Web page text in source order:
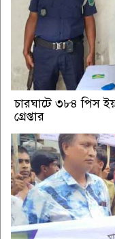
চারঘাটে ৩৮৪ পিস
গ্রেপ্তার